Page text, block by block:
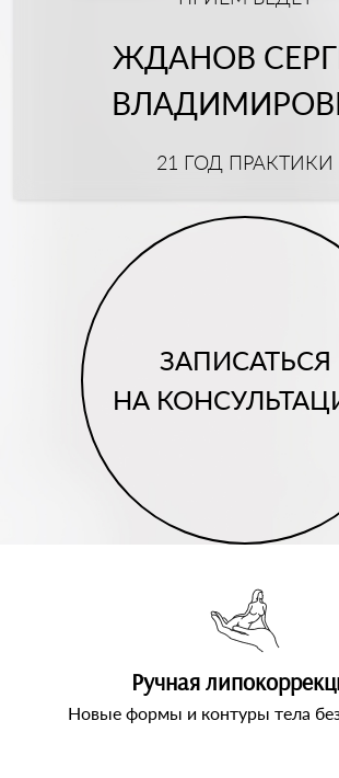
ЖДАНОВ
21 ГОД ПРАКТИКИ
ЗАПИСАТЬСЯ
НА
Ручная
Новые формы и контуры тела